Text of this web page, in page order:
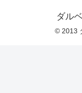
ダル
© 2013